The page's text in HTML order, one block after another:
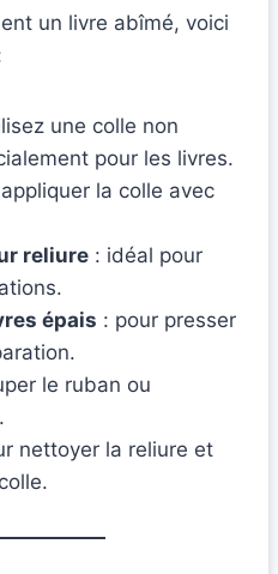
un livre abîmé, voici
une colle non
pour les livres.
la colle avec
reliure : idéal pour
épais : pour presser
le ruban ou
nettoyer la reliure et